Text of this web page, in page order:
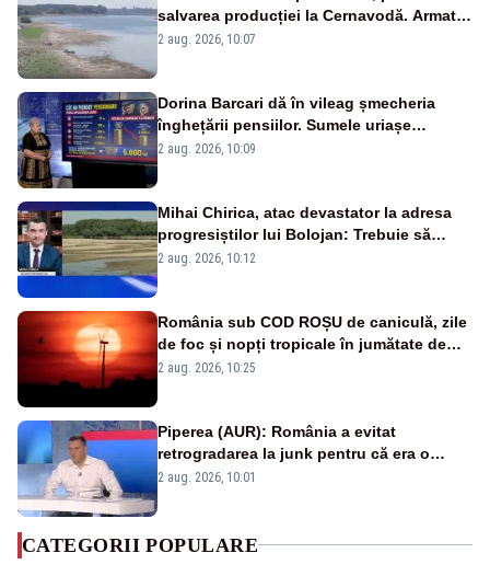
salvarea producției la Cernavodă. Armata
va detona o stâncă și va devia apa
2 aug. 2026, 10:07
Dorina Barcari dă în vileag șmecheria
înghețării pensiilor. Sumele uriașe
pierdute de fiecare român
2 aug. 2026, 10:09
Mihai Chirica, atac devastator la adresa
progresiștilor lui Bolojan: Trebuie să
protejăm și natura, dar nu șținem omaneii
2 aug. 2026, 10:12
România sub COD ROȘU de caniculă, zile
de foc și nopți tropicale în jumătate de
țară
2 aug. 2026, 10:25
Piperea (AUR): România a evitat
retrogradarea la junk pentru că era o
catastrofă pentru bănci și fondurile de
2 aug. 2026, 10:01
CATEGORII POPULARE